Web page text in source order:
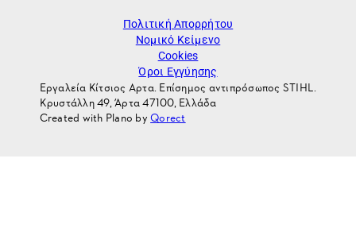
Πολιτική Απορρήτου
Νομικό Κείμενο
Cookies
Όροι Εγγύησης
Εργαλεία Κίτσιος Αρτα. Επίσημος αντιπρόσωπος STIHL.
Κρυστάλλη 49, Άρτα 47100, Ελλάδα
Created with Plano byQorect